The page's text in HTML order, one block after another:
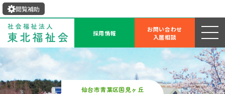
閲覧補助
採用情報
お問い合わせ
入居相談